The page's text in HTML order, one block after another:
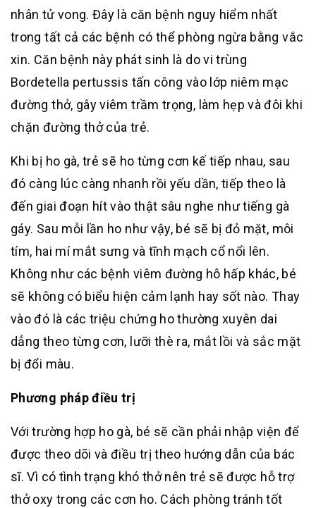
nhân tử vong. Đây là căn bệnh nguy hiểm nhất
trong tất cả các bệnh có thể phòng ngừa bằng vắc
xin. Căn bệnh này phát sinh là do vi trùng
Bordetella pertussis tấn công vào lớp niêm mạc
đường thở, gây viêm trầm trọng, làm hẹp và đôi khi
chặn đường thở của trẻ.
Khi bị ho gà, trẻ sẽ ho từng cơn kế tiếp nhau, sau
đó càng lúc càng nhanh rồi yếu dần, tiếp theo là
đến giai đoạn hít vào thật sâu nghe như tiếng gà
gáy. Sau mỗi lần ho như vậy, bé sẽ bị đỏ mặt, môi
tím, hai mí mắt sưng và tĩnh mạch cổ nổi lên.
Không như các bệnh viêm đường hô hấp khác, bé
sẽ không có biểu hiện cảm lạnh hay sốt nào. Thay
vào đó là các triệu chứng ho thường xuyên dai
dẳng theo từng cơn, lưỡi thè ra, mắt lồi và sắc mặt
bị đổi màu.
Phương pháp điều trị
Với trường hợp ho gà, bé sẽ cần phải nhập viện để
được theo dõi và điều trị theo hướng dẫn của bác
sĩ. Vì có tình trạng khó thở nên trẻ sẽ được hỗ trợ
thở oxy trong các cơn ho. Cách phòng tránh tốt